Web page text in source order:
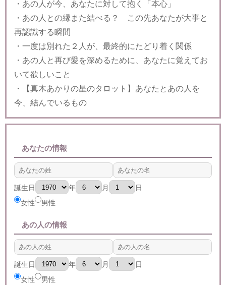
・あの人が今、あなたに対して抱く「本心」
・あの人との縁また結べる？ この先あなたが大事と
再認識する瞬間
・一度は別れた２人が、最終的にたどり着く関係
・あの人と再び愛を深めるために、あなたに覚えてお
いて欲しいこと
・【真木あかりの星のタロット】あなたとあの人を
今、結んでいるもの
あなたの情報
誕生日 年 月
日
女性
男性
あの人の情報
誕生日 年 月
日
女性
男性